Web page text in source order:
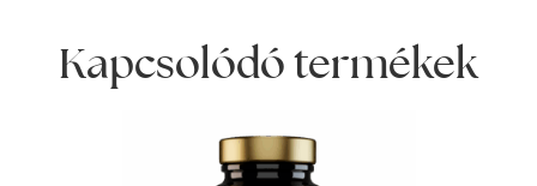
Kapcsolódó termékek